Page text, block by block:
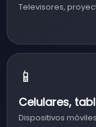
Televisores,
📱
Celulares,
Dispositivos